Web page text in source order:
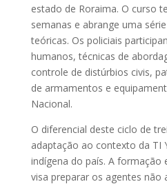
estado de Roraima. O curso
semanas e abrange uma
teóricas. Os policiais
humanos, técnicas de
controle de distúrbios civis,
de armamentos e
Nacional.
O diferencial deste ciclo de
adaptação ao contexto da TI
indígena do país. A
visa preparar os agentes não